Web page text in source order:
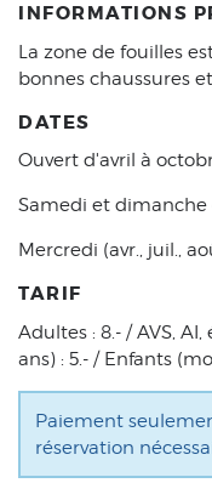
INFORMATIONS
La zone de fouilles
bonnes chaussures
DATES
Ouvert d'avril à
Samedi et dimanche
Mercredi (avr., juil.,
TARIF
Adultes : 8.- / AVS,
ans) : 5.- / Enfants
Paiement
réservation